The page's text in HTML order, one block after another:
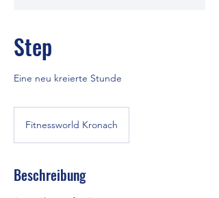
Step
Eine neu kreierte Stunde
Fitnessworld Kronach
Beschreibung